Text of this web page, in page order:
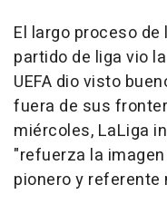
El largo proceso
partido de liga vio
UEFA dio visto
fuera de sus
miércoles, LaLiga
"refuerza la
pionero y referente